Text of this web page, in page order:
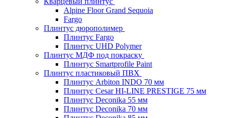
Alpine Floor Grand Sequoia
Fargo
Плинтус дюрополимер
Плинтус Fargo
Плинтус UHD Polymer
Плинтус МДФ под покраску
Плинтус Smartprofile Paint
Плинтус пластиковый ПВХ
Плинтус Arbiton INDO 70 мм
Плинтус Cesar HI-LINE PRESTIGE 75 мм
Плинтус Deconika 55 мм
Плинтус Deconika 70 мм